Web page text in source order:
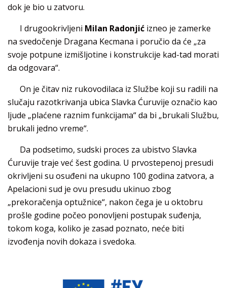
dok je bio u zatvoru.
I drugookrivljeni Milan Radonjić izneo je zamerke
na svedočenje Dragana Kecmana i poručio da će „za
svoje potpune izmišljotine i konstrukcije kad-tad morati
da odgovara“.
On je čitav niz rukovodilaca iz Službe koji su radili na
slučaju razotkrivanja ubica Slavka Ćuruvije označio kao
ljude „plaćene raznim funkcijama“ da bi „brukali Službu,
brukali jedno vreme“.
Da podsetimo, sudski proces za ubistvo Slavka
Ćuruvije traje već šest godina. U prvostepenoj presudi
okrivljeni su osuđeni na ukupno 100 godina zatvora, a
Apelacioni sud je ovu presudu ukinuo zbog
„prekoračenja optužnice“, nakon čega je u oktobru
prošle godine počeo ponovljeni postupak suđenja,
tokom koga, koliko je zasad poznato, neće biti
izvođenja novih dokaza i svedoka.